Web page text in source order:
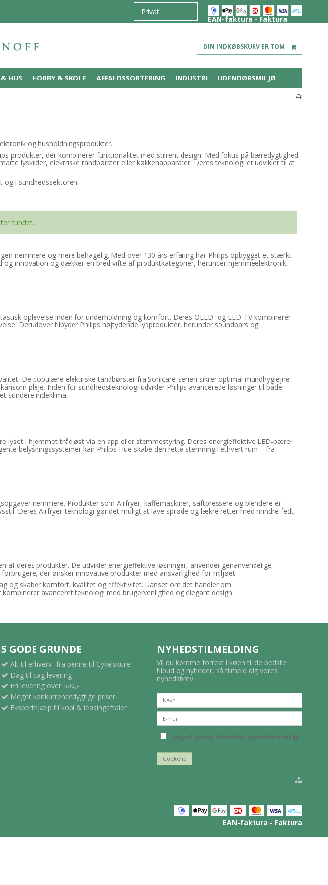
EAN-faktura - Faktura
DIN INDKØBSKURV ER TOM
HUS HOBBY & SKOLE AFFALDSSORTERING INDUSTRI UDENDØRSMILJØ
og husholdningsprodukter.
produkter, der kombinerer funktionalitet med stilrent design. Med fokus på bæredygtighed
lyskilder, elektriske tandbørster eller køkkenapparater. Deres teknologi er udviklet til at
i sundhedssektoren.
fundet.
nemmere og mere behagelig. Med over 130 års erfaring har Philips opbygget et stærkt
innovation og dækker en bred vifte af produktkategorier, herunder hjemmeelektronik,
oplevelse inden for underholdning og komfort. Deres OLED- og LED-TV kombinerer
Derudover tilbyder Philips højtydende lydprodukter, herunder soundbars og
De populære elektriske tandbørster fra Sonicare-serien sikrer optimal mundhygiejne
pleje. Inden for sundhedsteknologi udvikler Philips avancerede løsninger til både
sundere indeklima.
lyset i hjemmet trådløst via en app eller stemmestyring. Deres energieffektive LED-pærer
belysningssystemer kan Philips Hue skabe den rette stemning i ethvert rum – fra
nemmere. Produkter som Airfryer, kaffemaskiner, saftpressere og blendere er
Deres Airfryer-teknologi gør det muligt at lave sprøde og lækre retter med mindre fedt,
deres produkter. De udvikler energieffektive løsninger, anvender genanvendelige
der ønsker innovative produkter med ansvarlighed for miljøet.
og skaber komfort, kvalitet og effektivitet. Uanset om det handler om
avanceret teknologi med brugervenlighed og elegant design.
5 GODE GRUNDE
Alt til erhverv- fra penne til Cykelskure
Dag til dag levering
Fri levering over 500,-
Meget konkurrencedygtige priser
Eksperthjælp til kopi & leasingaftaler
NYHEDSTILMELDING
Vil du komme forrest i køen til de bedste
tilbud og nyheder, så tilmeld dig vores
nyhedsbrev.
Jeg vil gerne tilmeldes nyhedsbrevet
Godkend
EAN-faktura - Faktura